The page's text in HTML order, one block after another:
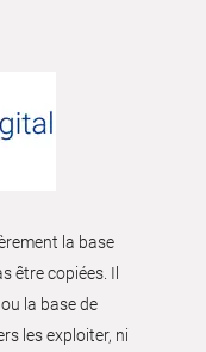
la base
être copiées. Il
la base de
les exploiter, ni